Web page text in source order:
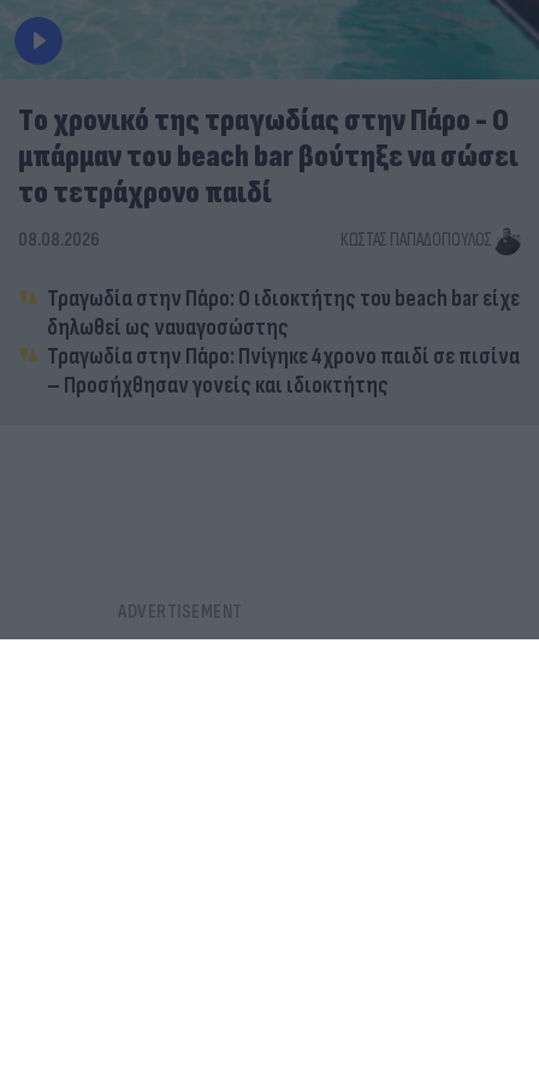
Tο χρονικό της τραγωδίας στην Πάρο - Ο
μπάρμαν του beach bar βούτηξε να σώσει
το τετράχρονο παιδί
08.08.2026 ΚΏΣΤΑΣ ΠΑΠΑΔΌΠΟΥΛΟΣ
Τραγωδία στην Πάρο: Ο ιδιοκτήτης του beach bar είχε
δηλωθεί ως ναυαγοσώστης
Τραγωδία στην Πάρο: Πνίγηκε 4χρονο παιδί σε πισίνα
– Προσήχθησαν γονείς και ιδιοκτήτης